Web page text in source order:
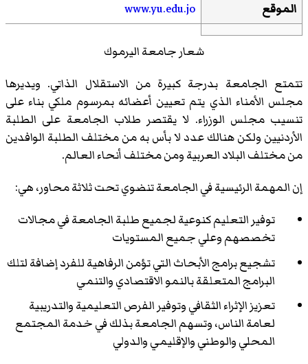
الموقع www.yu.edu.jo
شعار جامعة اليرموك
تتمتع الجامعة بدرجة كبيرة من الاستقلال الذاتي. ويديرها
مجلس الأمناء الذي يتم تعيين أعضائه بمرسوم ملكي بناء على
تنسيب مجلس الوزراء. لا يقتصر طلاب الجامعة على الطلبة
الأردنيين ولكن هنالك عدد لا بأس به من مختلف الطلبة الوافدين
من مختلف البلاد العربية ومن مختلف أنحاء العالم.
إن المهمة الرئيسية في الجامعة تنضوي تحت ثلاثة محاور، هي:
توفير التعليم كنوعية لجميع طلبة الجامعة في مجالات
تخصصهم وعلي جميع المستويات
تشجيع برامج الأبحاث التي تؤمن الرفاهية للفرد إضافة لتلك
البرامج المتعلقة بالنمو الاقتصادي والتنمي
تعزيز الإثراء الثقافي وتوفير الفرص التعليمية والتدريبية
لعامة الناس، وتسهم الجامعة بذلك في خدمة المجتمع
المحلي والوطني والإقليمي والدولي